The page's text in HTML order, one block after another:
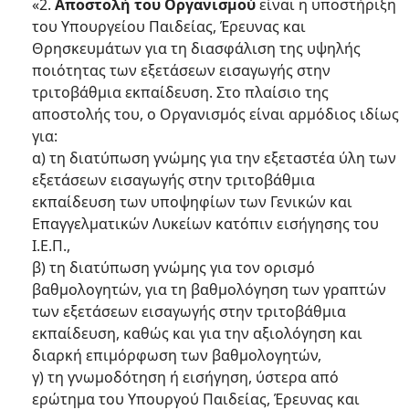
«2. Αποστολή του Οργανισμούείναι η υποστήριξη
του Υπουργείου Παιδείας, Έρευνας και
Θρησκευμάτων για τη διασφάλιση της υψηλής
ποιότητας των εξετάσεων εισαγωγής στην
τριτοβάθμια εκπαίδευση. Στο πλαίσιο της
αποστολής του, ο Οργανισμός είναι αρμόδιος ιδίως
για:
α) τη διατύπωση γνώμης για την εξεταστέα ύλη των
εξετάσεων εισαγωγής στην τριτοβάθμια
εκπαίδευση των υποψηφίων των Γενικών και
Επαγγελματικών Λυκείων κατόπιν εισήγησης του
I.E.Π.,
β) τη διατύπωση γνώμης για τον ορισμό
βαθμολογητών, για τη βαθμολόγηση των γραπτών
των εξετάσεων εισαγωγής στην τριτοβάθμια
εκπαίδευση, καθώς και για την αξιολόγηση και
διαρκή επιμόρφωση των βαθμολογητών,
γ) τη γνωμοδότηση ή εισήγηση, ύστερα από
ερώτημα του Υπουργού Παιδείας, Έρευνας και